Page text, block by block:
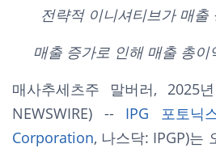
전략적 이니셔티브가 매출
매출 증가로 인해 매출 총이
매사추세츠주 말버러, 2025
NEWSWIRE) -- IPG 포토닉
Corporation, 나스닥: IPGP)는